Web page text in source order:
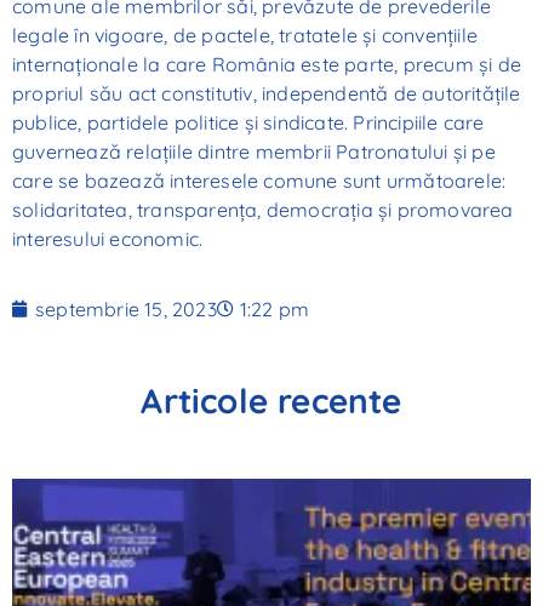
comune ale membrilor săi, prevăzute de prevederile
legale în vigoare, de pactele, tratatele şi convenţiile
internaţionale la care România este parte, precum şi de
propriul său act constitutiv, independentă de autorităţile
publice, partidele politice şi sindicate. Principiile care
guvernează relaţiile dintre membrii Patronatului şi pe
care se bazează interesele comune sunt următoarele:
solidaritatea, transparenţa, democraţia şi promovarea
interesului economic.
septembrie 15, 2023 1:22 pm
Articole recente